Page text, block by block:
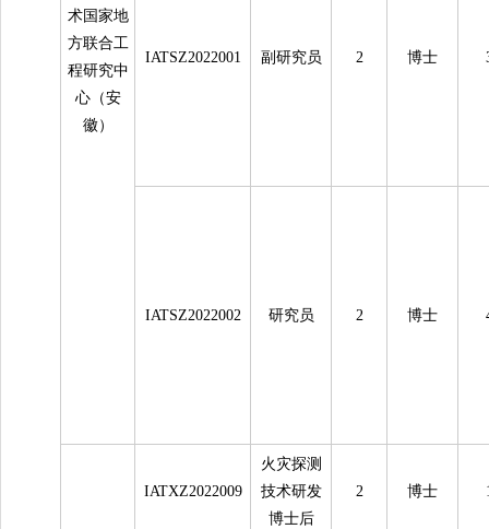
术国家地
方联合工
程研究中
心（安
徽）
IATSZ2022001 副研究员 2 博士
IATSZ2022002 研究员 2 博士
IATXZ2022009
火灾探测
技术研发
博士后
2 博士